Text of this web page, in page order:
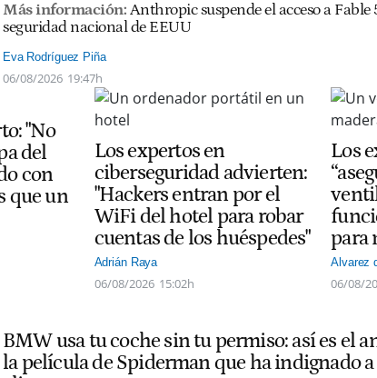
Más información: Anthropic suspende el acceso a
seguridad nacional de EEUU
Eva Rodríguez Piña
06/08/2026 19:47h
"No
del
con
que un
Los expertos en
ciberseguridad advierten:
"Hackers entran por el
WiFi del hotel para robar
cuentas de los huéspedes"
Adrián Raya
06/08/2026 15:02h
Los
para
Alvarez
06/08/
BMW usa tu coche sin tu permiso: así es el
la película de Spiderman que ha indignado a